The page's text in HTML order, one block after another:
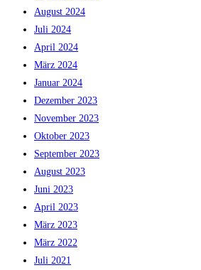
August 2024
Juli 2024
April 2024
März 2024
Januar 2024
Dezember 2023
November 2023
Oktober 2023
September 2023
August 2023
Juni 2023
April 2023
März 2023
März 2022
Juli 2021